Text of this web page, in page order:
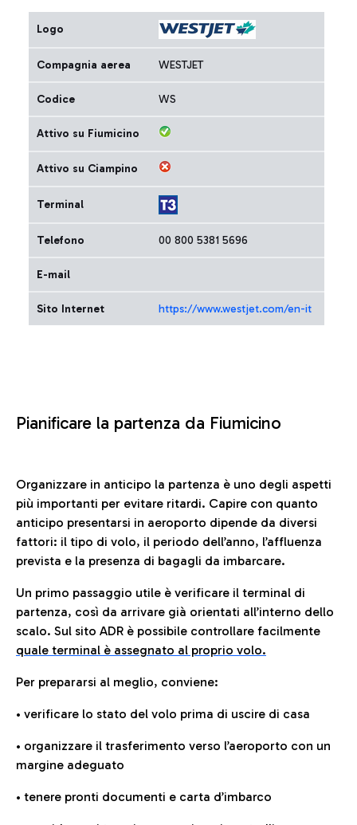
Logo
Compagnia aerea WESTJET
Codice WS
Attivo su Fiumicino
Attivo su Ciampino
Terminal
Telefono 00 800 5381 5696
E-mail
Sito Internet https://www.westjet.com/en-it
Pianificare la partenza da Fiumicino
Organizzare in anticipo la partenza è uno degli aspetti
più importanti per evitare ritardi. Capire con quanto
anticipo presentarsi in aeroporto dipende da diversi
fattori: il tipo di volo, il periodo dell’anno, l’affluenza
prevista e la presenza di bagagli da imbarcare.
Un primo passaggio utile è verificare il terminal di
partenza, così da arrivare già orientati all’interno dello
scalo. Sul sito ADR è possibile controllare facilmente
quale terminal è assegnato al proprio volo.
Per prepararsi al meglio, conviene:
• verificare lo stato del volo prima di uscire di casa
• organizzare il trasferimento verso l’aeroporto con un
margine adeguato
• tenere pronti documenti e carta d’imbarco